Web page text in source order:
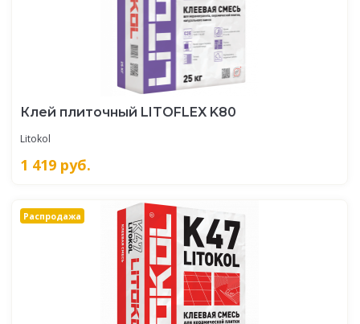
Клей плиточный LITOFLEX K80
Litokol
1 419 руб.
Распродажа